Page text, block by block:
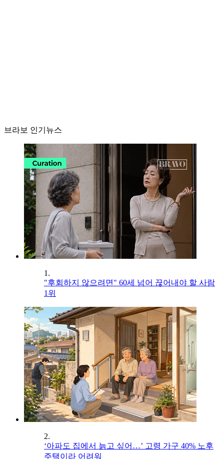
브라보 인기뉴스
1.
"후회하지 않으려면" 60세 넘어 끊어내야 할 사람
1위
2.
‘아파도 집에서 늙고 싶어…’ 고령 가구 40% 노후
주택이라 어려워